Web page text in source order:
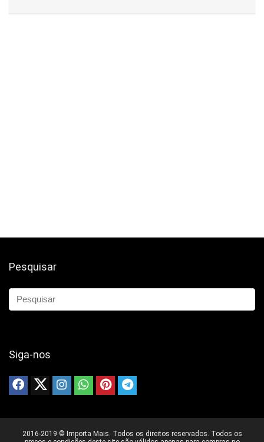
Pesquisar
Siga-nos
2016-2019 © Importa Mais. Todos os direitos reservados. Todos os